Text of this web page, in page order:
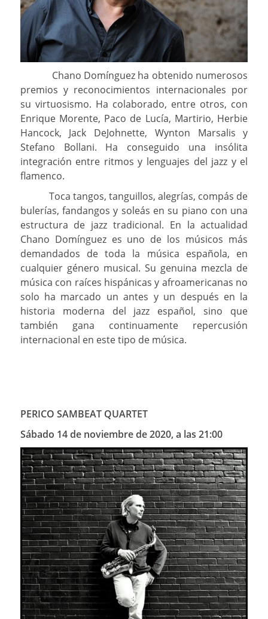
Chano Domínguez ha obtenido numerosos
premios y reconocimientos internacionales por
su virtuosismo. Ha colaborado, entre otros, con
Enrique Morente, Paco de Lucía, Martirio, Herbie
Hancock, Jack DeJohnette, Wynton Marsalis y
Stefano Bollani. Ha conseguido una insólita
integración entre ritmos y lenguajes del jazz y el
flamenco.
Toca tangos, tanguillos, alegrías, compás de
bulerías, fandangos y soleás en su piano con una
estructura de jazz tradicional. En la actualidad
Chano Domínguez es uno de los músicos más
demandados de toda la música española, en
cualquier género musical. Su genuina mezcla de
música con raíces hispánicas y afroamericanas no
solo ha marcado un antes y un después en la
historia moderna del jazz español, sino que
también gana continuamente repercusión
internacional en este tipo de música.
PERICO SAMBEAT QUARTET
Sábado 14 de noviembre de 2020, a las 21:00